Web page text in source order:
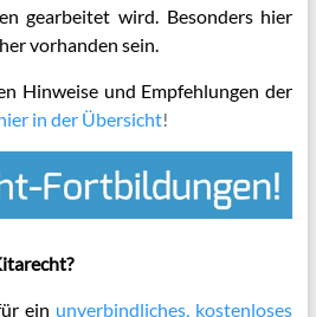
gearbeitet wird. Besonders hier
vorhanden sein.
Hinweise und Empfehlungen der
in der Übersicht!
ein unverbindliches, kostenloses